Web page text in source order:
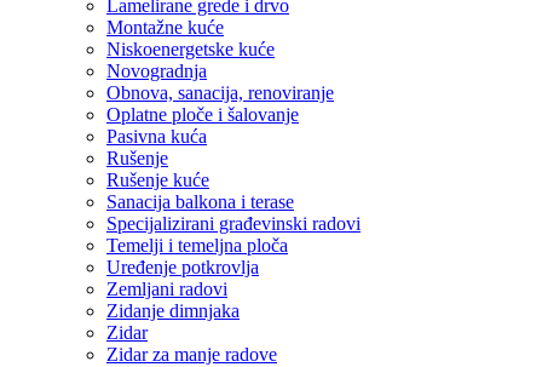
Lamelirane grede i drvo
Montažne kuće
Niskoenergetske kuće
Novogradnja
Obnova, sanacija, renoviranje
Oplatne ploče i šalovanje
Pasivna kuća
Rušenje
Rušenje kuće
Sanacija balkona i terase
Specijalizirani građevinski radovi
Temelji i temeljna ploča
Uređenje potkrovlja
Zemljani radovi
Zidanje dimnjaka
Zidar
Zidar za manje radove